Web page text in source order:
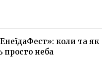
коли та як
просто неба